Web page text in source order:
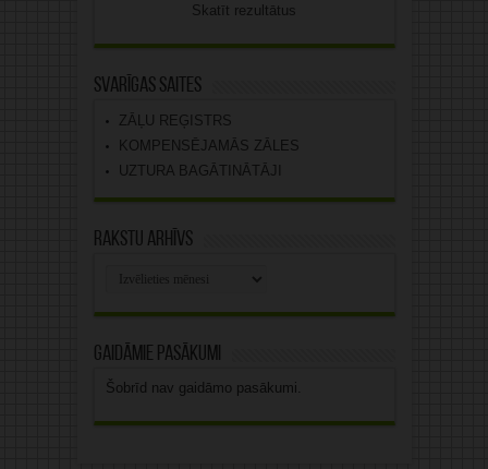
Skatīt rezultātus
Svarīgas saites
ZĀĻU REĢISTRS
KOMPENSĒJAMĀS ZĀLES
UZTURA BAGĀTINĀTĀJI
Rakstu arhīvs
Gaidāmie pasākumi
Šobrīd nav gaidāmo pasākumi.